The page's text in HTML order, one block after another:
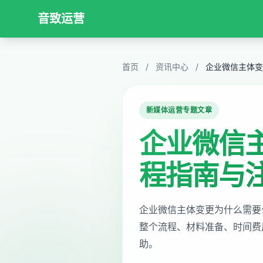
音致运营
首页 / 资讯中心 / 企业微信主体
新媒体运营专题文章
企业微信
程指南与
企业微信主体变更为什么需
整个流程、材料准备、时间
助。